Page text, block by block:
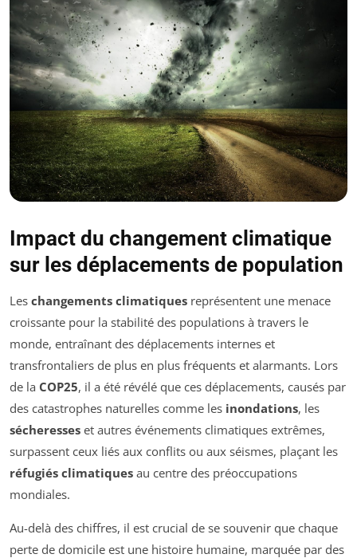
Impact du changement climatique
sur les déplacements de population
Les changements climatiques représentent une menace
croissante pour la stabilité des populations à travers le
monde, entraînant des déplacements internes et
transfrontaliers de plus en plus fréquents et alarmants. Lors
de la COP25, il a été révélé que ces déplacements, causés par
des catastrophes naturelles comme les inondations, les
sécheresses et autres événements climatiques extrêmes,
surpassent ceux liés aux conflits ou aux séismes, plaçant les
réfugiés climatiques au centre des préoccupations
mondiales.
Au-delà des chiffres, il est crucial de se souvenir que chaque
perte de domicile est une histoire humaine, marquée par des